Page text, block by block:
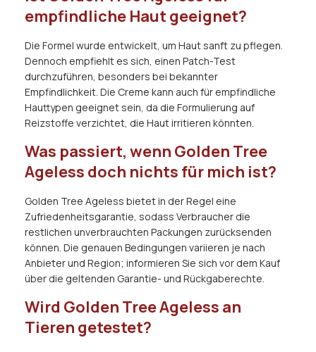
empfindliche Haut geeignet?
Die Formel wurde entwickelt, um Haut sanft zu pflegen.
Dennoch empfiehlt es sich, einen Patch-Test
durchzuführen, besonders bei bekannter
Empfindlichkeit. Die Creme kann auch für empfindliche
Hauttypen geeignet sein, da die Formulierung auf
Reizstoffe verzichtet, die Haut irritieren könnten.
Was passiert, wenn Golden Tree
Ageless doch nichts für mich ist?
Golden Tree Ageless bietet in der Regel eine
Zufriedenheitsgarantie, sodass Verbraucher die
restlichen unverbrauchten Packungen zurücksenden
können. Die genauen Bedingungen variieren je nach
Anbieter und Region; informieren Sie sich vor dem Kauf
über die geltenden Garantie- und Rückgaberechte.
Wird Golden Tree Ageless an
Tieren getestet?